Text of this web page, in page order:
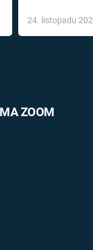
léky
24. listopadu
ZOOM